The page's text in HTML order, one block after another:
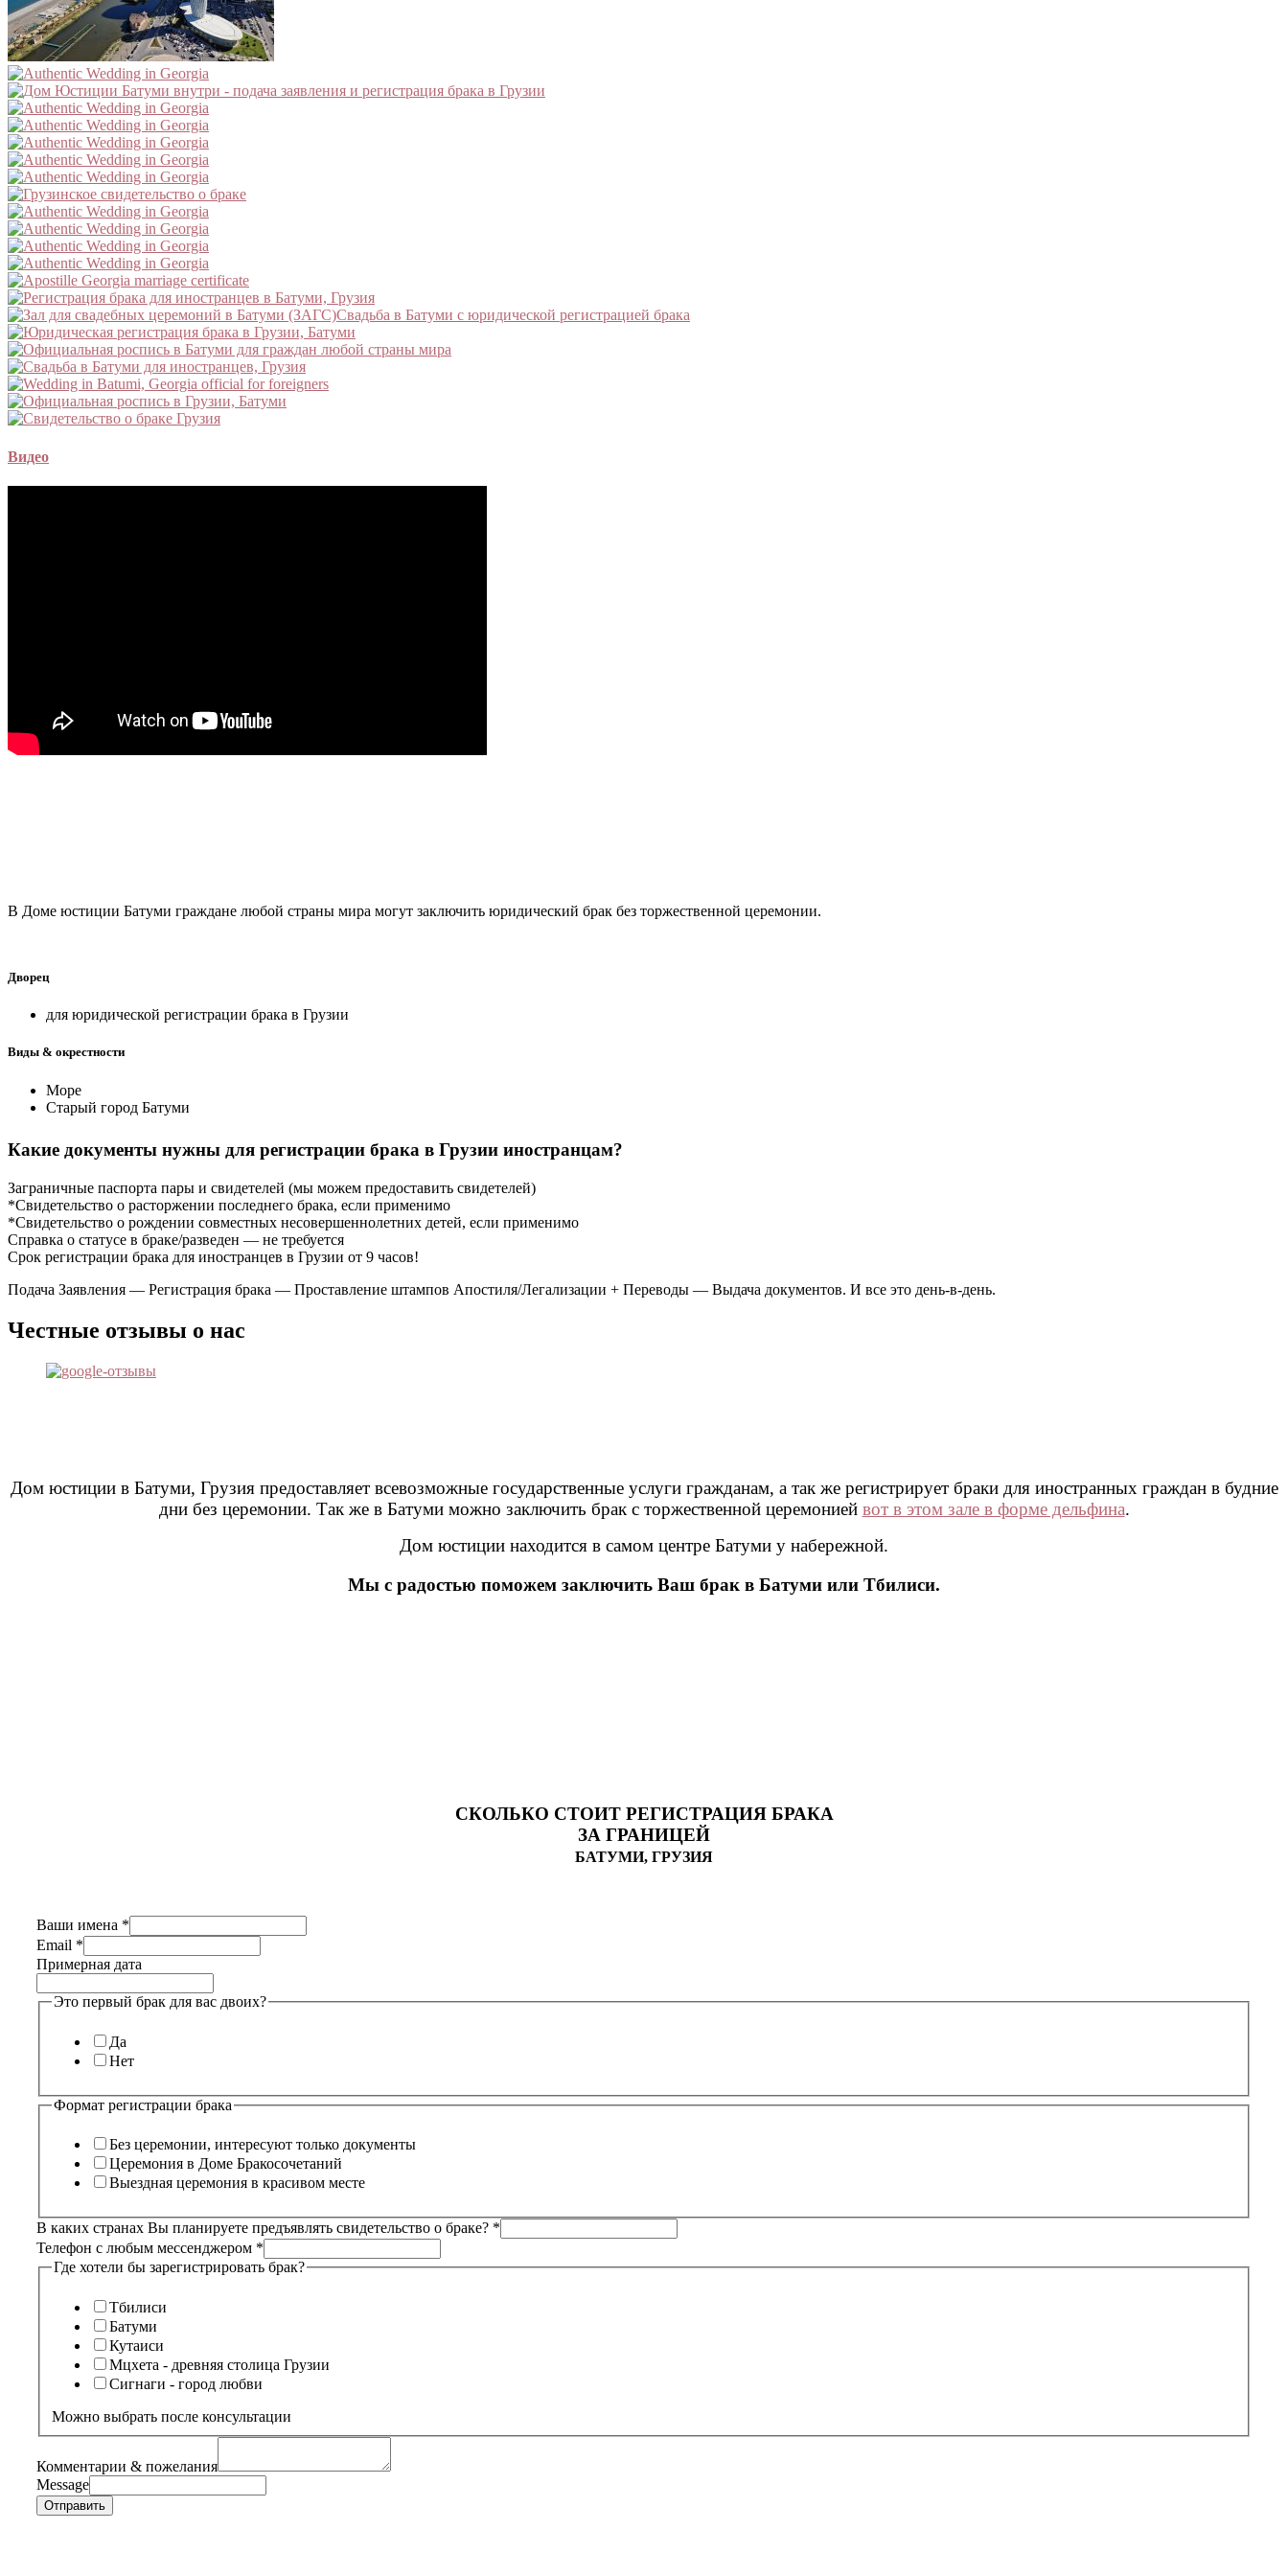
Видео
В Доме юстиции Батуми граждане любой страны мира могут заключить юридический брак без торжественной церемонии.
Дворец
для юридической регистрации брака в Грузии
Виды & окрестности
Море
Старый город Батуми
Какие документы нужны для регистрации брака в Грузии иностранцам?
Заграничные паспорта пары и свидетелей (мы можем предоставить свидетелей)
*Свидетельство о расторжении последнего брака, если применимо
*Свидетельство о рождении совместных несовершеннолетних детей, если применимо
Справка о статусе в браке/разведен — не требуется
Срок регистрации брака для иностранцев в Грузии от 9 часов!
Подача Заявления — Регистрация брака — Проставление штампов Апостиля/Легализации + Переводы — Выдача документов. И все это день-в-день.
Честные отзывы о нас
Дом юстиции в Батуми, Грузия предоставляет всевозможные государственные услуги гражданам, а так же регистрирует браки для иностранных граждан в будние
дни без церемонии. Так же в Батуми можно заключить брак с торжественной церемонией вот в этом зале в форме дельфина.
Дом юстиции находится в самом центре Батуми у набережной.
Мы с радостью поможем заключить Ваш брак в Батуми или Тбилиси.
СКОЛЬКО СТОИТ РЕГИСТРАЦИЯ БРАКА
ЗА ГРАНИЦЕЙ
БАТУМИ, ГРУЗИЯ
Ваши имена *
Email *
Примерная дата
Это первый брак для вас двоих?
Да
Нет
Формат регистрации брака
Без церемонии, интересуют только документы
Церемония в Доме Бракосочетаний
Выездная церемония в красивом месте
В каких странах Вы планируете предъявлять свидетельство о браке? *
Телефон с любым мессенджером *
Где хотели бы зарегистрировать брак?
Тбилиси
Батуми
Кутаиси
Мцхета - древняя столица Грузии
Сигнаги - город любви
Можно выбрать после консультации
Комментарии & пожелания
Message
Отправить